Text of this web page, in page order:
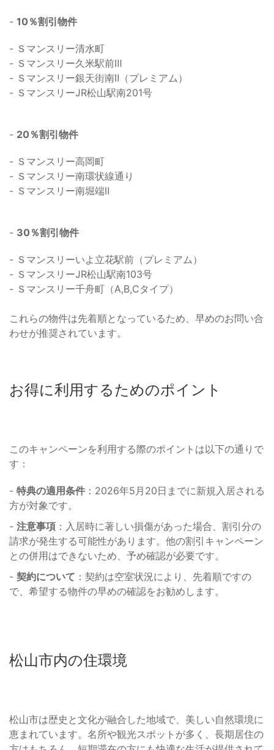
- 10％割引物件
- Ｓマンスリー清水町
- Ｓマンスリー久米駅前Ⅲ
- Ｓマンスリー銀天街南Ⅱ（プレミアム）
- ＳマンスリーJR松山駅南201号
- 20％割引物件
- Ｓマンスリー高岡町
- Ｓマンスリー南環状線通り
- Ｓマンスリー南堀端Ⅱ
- 30％割引物件
- Ｓマンスリーいよ立花駅前（プレミアム）
- ＳマンスリーJR松山駅南103号
- Ｓマンスリー千舟町（A,B,Cタイプ）
これらの物件は先着順となっているため、早めのお問い合
わせが推奨されています。
お得に利用するためのポイント
このキャンペーンを利用する際のポイントは以下の通りで
す：
- 特典の適用条件 ：2026年5月20日までに新規入居される
方が対象です。
- 注意事項 ：入居時に著しい損傷があった場合、割引分の
請求が発生する可能性があります。他の割引キャンペーン
との併用はできないため、予め確認が必要です。
- 契約について ：契約は空室状況により、先着順ですの
で、希望する物件の早めの確認をお勧めします。
松山市内の住環境
松山市は歴史と文化が融合した地域で、美しい自然環境に
恵まれています。名所や観光スポットが多く、長期居住の